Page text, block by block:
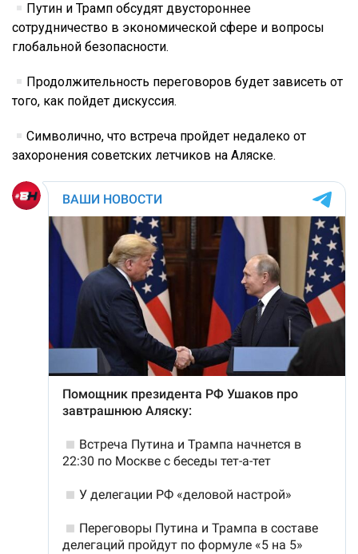
Путин и Трамп обсудят двустороннее
сотрудничество в экономической сфере и вопросы
глобальной безопасности.
Продолжительность переговоров будет зависеть от
того, как пойдет дискуссия.
Символично, что встреча пройдет недалеко от
захоронения советских летчиков на Аляске.